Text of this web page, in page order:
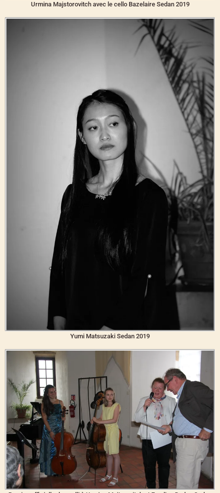
Urmina Majstorovitch avec le cello Bazelaire Sedan 2019
Yumi Matsuzaki Sedan 2019